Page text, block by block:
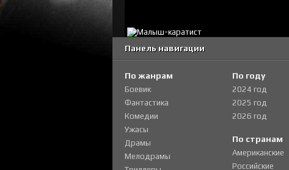
Панель навигации
По жанрам
Боевик
Фантастика
Комедии
Ужасы
Драмы
Мелодрамы
По году
2024 год
2025 год
2026 год
По странам
Американские
Российские